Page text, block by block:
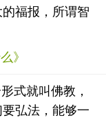
福报，所谓智
》
式就叫佛教，
弘法，能够一